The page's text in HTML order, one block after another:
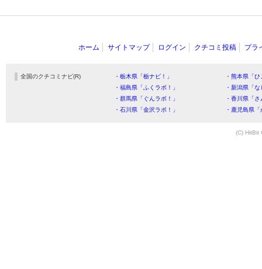
ホーム サイトマップ ログイン クチコミ投稿 プラ
全国のクチコミナビ(R) ・栃木県「栃ナビ！」
・熊本県「
・福島県「ふくラボ！」
・新潟県「
・群馬県「ぐんラボ！」
・香川県「
・石川県「金沢ラボ！」
・鹿児島県
(C) HitBit